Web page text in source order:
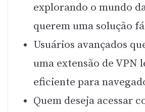
explorando o mundo
querem uma solução
Usuários avançados
uma extensão de VPN
eficiente para
Quem deseja acessar